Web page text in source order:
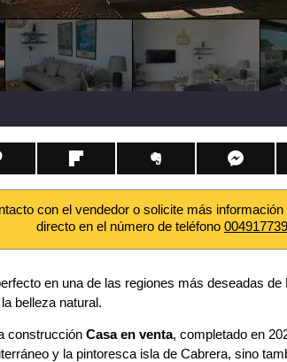
con el vendedor o solicite más
directo en el número de teléfono
en una de las regiones más deseadas
belleza natural.
construcción Casa en venta, completado en
y la pintoresca isla de Cabrera, sino